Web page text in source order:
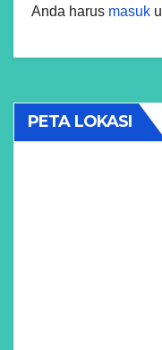
Anda harus masuk
PETA LOKASI